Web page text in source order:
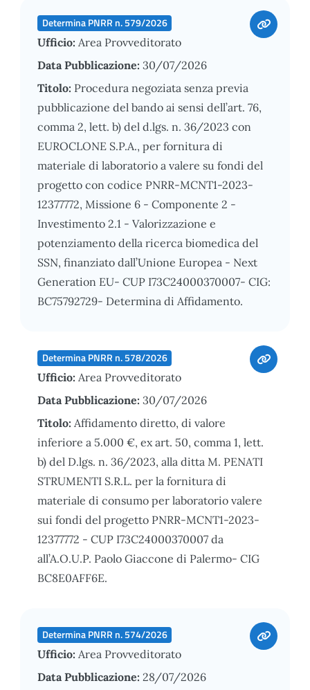
Determina PNRR n. 579/2026
Ufficio: Area Provveditorato
Data Pubblicazione: 30/07/2026
Titolo: Procedura negoziata senza previa
pubblicazione del bando ai sensi dell’art. 76,
comma 2, lett. b) del d.lgs. n. 36/2023 con
EUROCLONE S.P.A., per fornitura di
materiale di laboratorio a valere su fondi del
progetto con codice PNRR-MCNT1-2023-
12377772, Missione 6 - Componente 2 -
Investimento 2.1 - Valorizzazione e
potenziamento della ricerca biomedica del
SSN, finanziato dall’Unione Europea - Next
Generation EU- CUP I73C24000370007- CIG:
BC75792729- Determina di Affidamento.
Determina PNRR n. 578/2026
Ufficio: Area Provveditorato
Data Pubblicazione: 30/07/2026
Titolo: Affidamento diretto, di valore
inferiore a 5.000 €, ex art. 50, comma 1, lett.
b) del D.lgs. n. 36/2023, alla ditta M. PENATI
STRUMENTI S.R.L. per la fornitura di
materiale di consumo per laboratorio valere
sui fondi del progetto PNRR-MCNT1-2023-
12377772 - CUP I73C24000370007 da
all’A.O.U.P. Paolo Giaccone di Palermo- CIG
BC8E0AFF6E.
Determina PNRR n. 574/2026
Ufficio: Area Provveditorato
Data Pubblicazione: 28/07/2026